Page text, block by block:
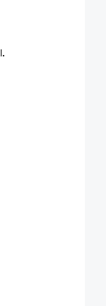
🟡 اللهم اغفر لنا ما خفي من ذنوبنا وما ظهر.